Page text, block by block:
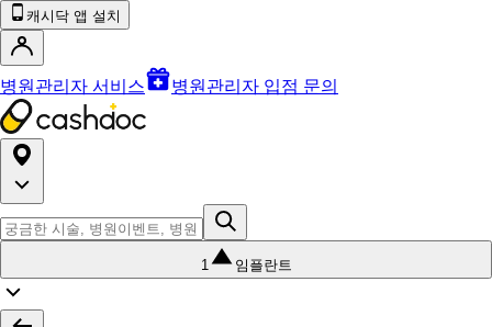
캐시닥 앱 설치
병원관리자 서비스 병원관리자 입점 문의
1 임플란트